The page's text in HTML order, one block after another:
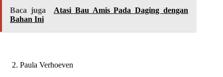
Baca juga
Atasi Bau Amis Pada Daging dengan
Bahan Ini
Paula Verhoeven